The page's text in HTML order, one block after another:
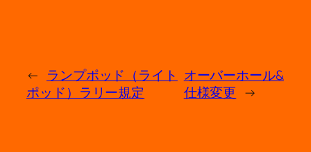
← ランプポッド（ライト
ポッド）ラリー規定
オーバーホール&
仕様変更 →